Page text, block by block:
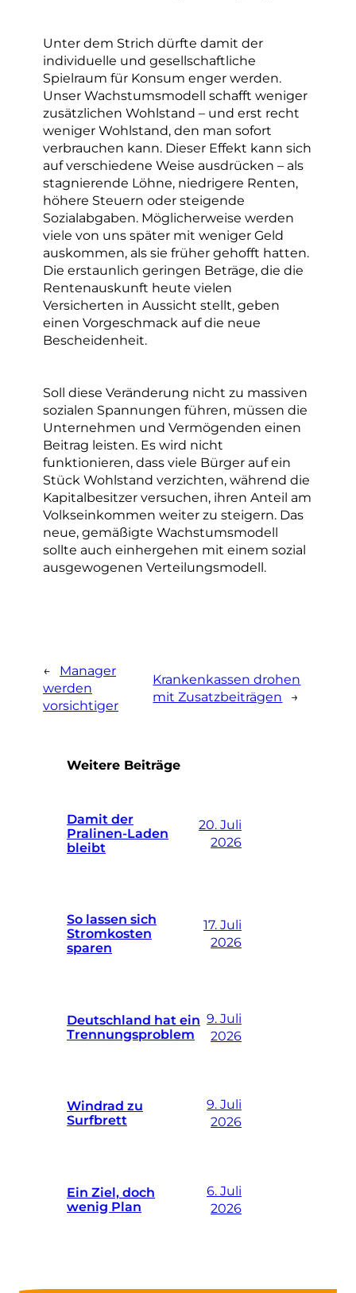
Unter dem Strich dürfte damit der
individuelle und gesellschaftliche
Spielraum für Konsum enger werden.
Unser Wachstumsmodell schafft weniger
zusätzlichen Wohlstand – und erst recht
weniger Wohlstand, den man sofort
verbrauchen kann. Dieser Effekt kann sich
auf verschiedene Weise ausdrücken – als
stagnierende Löhne, niedrigere Renten,
höhere Steuern oder steigende
Sozialabgaben. Möglicherweise werden
viele von uns später mit weniger Geld
auskommen, als sie früher gehofft hatten.
Die erstaunlich geringen Beträge, die die
Rentenauskunft heute vielen
Versicherten in Aussicht stellt, geben
einen Vorgeschmack auf die neue
Bescheidenheit.
Soll diese Veränderung nicht zu massiven
sozialen Spannungen führen, müssen die
Unternehmen und Vermögenden einen
Beitrag leisten. Es wird nicht
funktionieren, dass viele Bürger auf ein
Stück Wohlstand verzichten, während die
Kapitalbesitzer versuchen, ihren Anteil am
Volkseinkommen weiter zu steigern. Das
neue, gemäßigte Wachstumsmodell
sollte auch einhergehen mit einem sozial
ausgewogenen Verteilungsmodell.
←
Manager
werden
vorsichtiger
Krankenkassen drohen
mit Zusatzbeiträgen
→
Weitere Beiträge
Damit der
Pralinen-Laden
bleibt
20. Juli
2026
So lassen sich
Stromkosten
sparen
17. Juli
2026
Deutschland hat ein
Trennungsproblem
9. Juli
2026
Windrad zu
Surfbrett
9. Juli
2026
Ein Ziel, doch
wenig Plan
6. Juli
2026